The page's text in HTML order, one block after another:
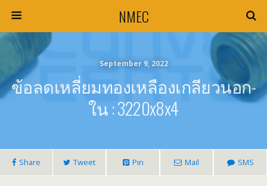
NMEC
September 9, 2022
ข้อลดเหลี่ยมทองเหลืองเกลียวนอก-
ใน : 3220x8x4
Share Tweet Pin Mail SMS